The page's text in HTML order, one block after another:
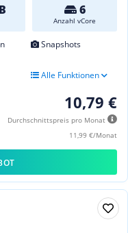
6
Anzahl vCore
Snapshots
Alle Funktionen
10,79 €
Durchschnittspreis pro Monat
11,99 €/Monat